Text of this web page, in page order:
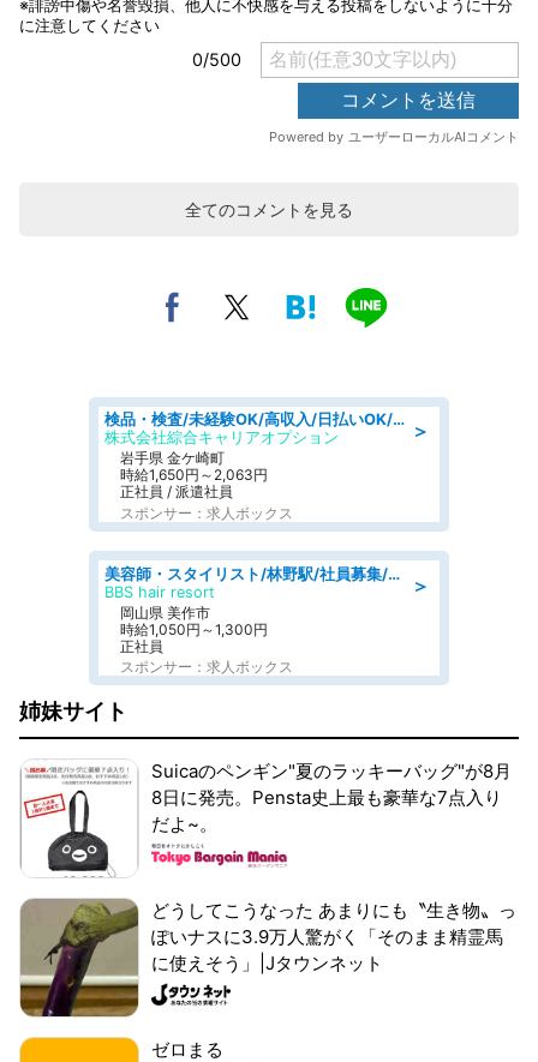
全てのコメントを見る
＞
検品・検査/未経験OK/高収入/日払いOK/交替制/20・30・40代活躍中
株式会社綜合キャリアオプション
岩手県 金ケ崎町
時給1,650円～2,063円
正社員 / 派遣社員
スポンサー：求人ボックス
＞
美容師・スタイリスト/林野駅/社員募集/8月7日更新
BBS hair resort
岡山県 美作市
時給1,050円～1,300円
正社員
スポンサー：求人ボックス
姉妹サイト
Suicaのペンギン"夏のラッキーバッグ"が8月
8日に発売。Pensta史上最も豪華な7点入り
だよ~。
どうしてこうなった あまりにも〝生き物〟っ
ぽいナスに3.9万人驚がく「そのまま精霊馬
に使えそう」|Jタウンネット
ゼロまる